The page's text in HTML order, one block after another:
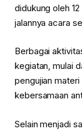
didukung oleh
jalannya acara
Berbagai
kegiatan, mulai
pengujian materi
kebersamaan
Selain menjadi